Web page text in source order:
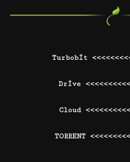
Turbobit
Drive
Cloud
TORRENT